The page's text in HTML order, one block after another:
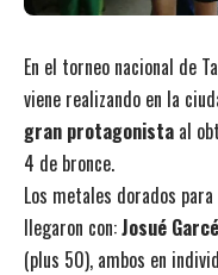
En el torneo nacional de
viene realizando en la
gran protagonista al
4 de bronce.
Los metales dorados
llegaron con:Josué
(plus 50), ambos en